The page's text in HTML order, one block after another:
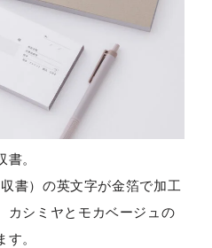
。
書）の英文字が金箔で加工
カシミヤとモカベージュの
。